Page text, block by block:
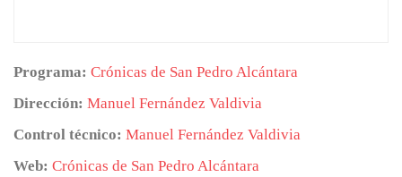
Programa: Crónicas de San Pedro Alcántara
Dirección: Manuel Fernández Valdivia
Control técnico: Manuel Fernández Valdivia
Web: Crónicas de San Pedro Alcántara